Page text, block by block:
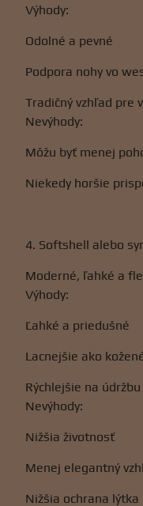
Výhody:
Odolné a pevné
Podpora nohy vo
Tradičný vzhľad pre
Nevýhody:
Môžu byť menej
Niekedy horšie
4. Softshell alebo
Moderné, ľahké a
Výhody:
Ľahké a priedušné
Lacnejšie ako
Rýchlejšie na údržbu
Nevýhody:
Nižšia životnosť
Menej elegantný
Nižšia ochrana lýtka